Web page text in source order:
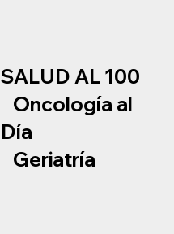
SALUD AL 100
Oncología al
Día
Geriatría